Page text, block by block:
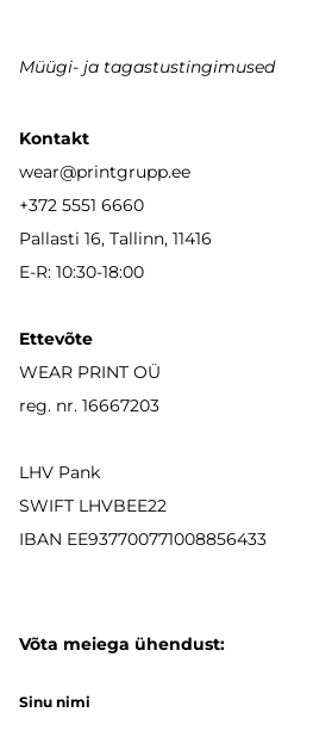
Müügi- ja tagastustingimused
Kontakt
wear@printgrupp.ee
+372 5551 6660
Pallasti 16, Tallinn, 11416
E-R: 10:30-18:00
Ettevõte
WEAR PRINT OÜ
reg. nr. 16667203
LHV Pank
SWIFT LHVBEE22
IBAN EE937700771008856433
Võta meiega ühendust:
Sinu nimi